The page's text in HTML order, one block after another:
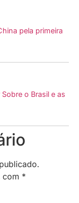
pela primeira
o Brasil e as
com *